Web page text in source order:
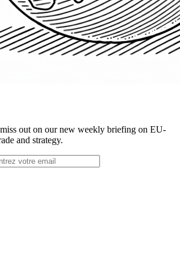
out on our new weekly briefing on EU-
and strategy.